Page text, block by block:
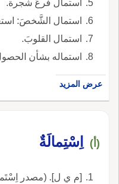
استمال فرعَ شجرة.
استمال الشَّخصَ:
استمال القلوبَ.
استماله بشأن
عرض المزيد
(أ) اِسْتِمالَةٌ
[م ي ل]. (مصدر